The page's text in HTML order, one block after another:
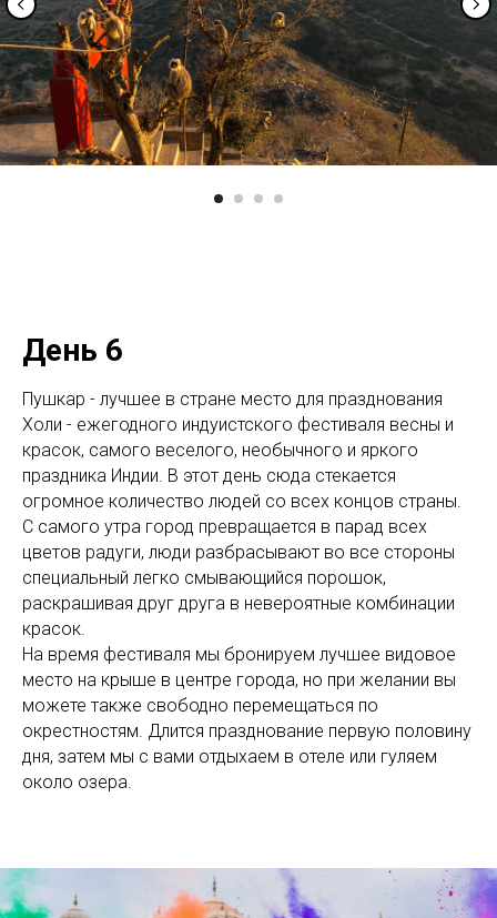
День 6
Пушкар - лучшее в стране место для празднования
Холи - ежегодного индуистского фестиваля весны и
красок, самого веселого, необычного и яркого
праздника Индии. В этот день сюда стекается
огромное количество людей со всех концов страны.
С самого утра город превращается в парад всех
цветов радуги, люди разбрасывают во все стороны
специальный легко смывающийся порошок,
раскрашивая друг друга в невероятные комбинации
красок.
На время фестиваля мы бронируем лучшее видовое
место на крыше в центре города, но при желании вы
можете также свободно перемещаться по
окрестностям. Длится празднование первую половину
дня, затем мы с вами отдыхаем в отеле или гуляем
около озера.